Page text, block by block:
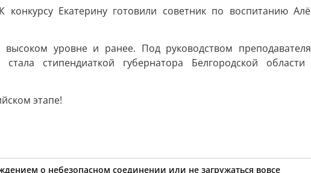
Екатерину готовили советник по воспитанию
уровне и ранее. Под руководством
стипендиаткой губернатора Белгородской
этапе!
о небезопасном соединении или не загружаться вовсе